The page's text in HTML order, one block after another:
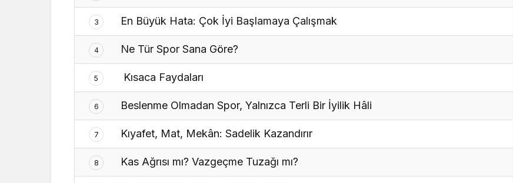
3 En Büyük Hata: Çok İyi Başlamaya Çalışmak
4 Ne Tür Spor Sana Göre?
5 Kısaca Faydaları
6 Beslenme Olmadan Spor, Yalnızca Terli Bir İyilik Hâli
7 Kıyafet, Mat, Mekân: Sadelik Kazandırır
8 Kas Ağrısı mı? Vazgeçme Tuzağı mı?